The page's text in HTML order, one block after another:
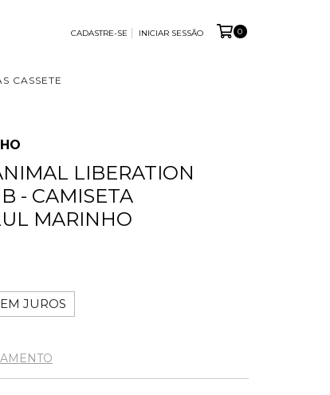
CADASTRE-SE INICIAR SESSÃO 0
CASSETE
LIBERATION
- CAMISETA
MARINHO
JUROS